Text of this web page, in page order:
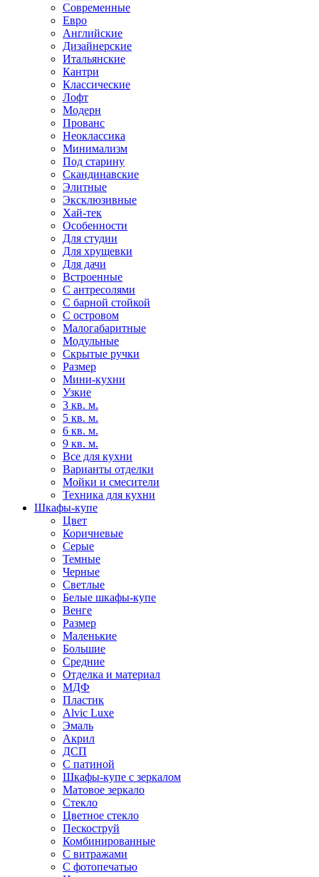
Современные
Евро
Английские
Дизайнерские
Итальянские
Кантри
Классические
Лофт
Модерн
Прованс
Неоклассика
Минимализм
Под старину
Скандинавские
Элитные
Эксклюзивные
Хай-тек
Особенности
Для студии
Для хрущевки
Для дачи
Встроенные
С антресолями
С барной стойкой
С островом
Малогабаритные
Модульные
Скрытые ручки
Размер
Мини-кухни
Узкие
3 кв. м.
5 кв. м.
6 кв. м.
9 кв. м.
Все для кухни
Варианты отделки
Мойки и смесители
Техника для кухни
Шкафы-купе
Цвет
Коричневые
Серые
Темные
Черные
Светлые
Белые шкафы-купе
Венге
Размер
Маленькие
Большие
Средние
Отделка и материал
МДФ
Пластик
Alvic Luxe
Эмаль
Акрил
ДСП
С патиной
Шкафы-купе с зеркалом
Матовое зеркало
Стекло
Цветное стекло
Пескоструй
Комбинированные
С витражами
С фотопечатью